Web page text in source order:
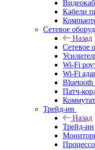
Кабели
Сетевое
Назад
Сетевое
Wi-Fi
Wi-Fi
Bluetooth
Патч-
Трейд-ин
Назад
Трейд-ин